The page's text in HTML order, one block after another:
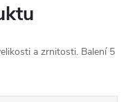
a zrnitosti. Balení 5